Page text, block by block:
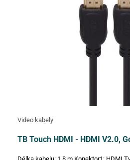
Video kabely
TB Touch HDMI - HDMI V2.0,